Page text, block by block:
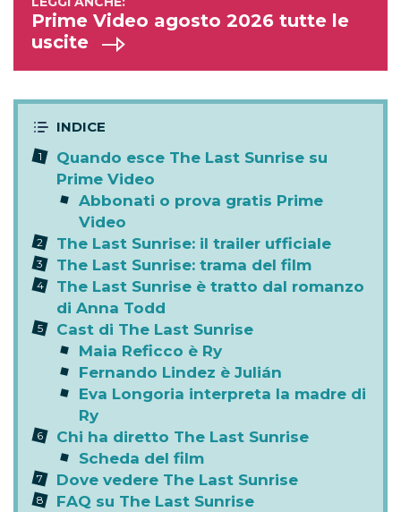
Prime Video agosto 2026 tutte le
uscite
Quando esce The Last Sunrise su
Prime Video
Abbonati o prova gratis Prime
Video
The Last Sunrise: il trailer ufficiale
The Last Sunrise: trama del film
The Last Sunrise è tratto dal romanzo
di Anna Todd
Cast di The Last Sunrise
Maia Reficco è Ry
Fernando Lindez è Julián
Eva Longoria interpreta la madre di
Ry
Chi ha diretto The Last Sunrise
Scheda del film
Dove vedere The Last Sunrise
FAQ su The Last Sunrise